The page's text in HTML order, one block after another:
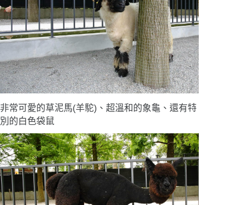
非常可愛的草泥馬(羊駝)、超溫和的象龜、還有特
別的白色袋鼠